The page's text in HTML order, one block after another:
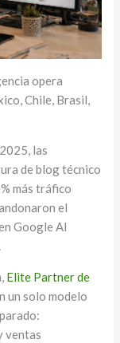
opera
Chile, Brasil,
las
de blog técnico
más tráfico
el
Google AI
Elite Partner de
un solo modelo
ventas